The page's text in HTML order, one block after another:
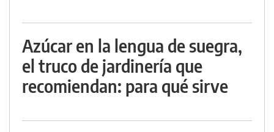
Azúcar en la lengua de suegra,
el truco de jardinería que
recomiendan: para qué sirve